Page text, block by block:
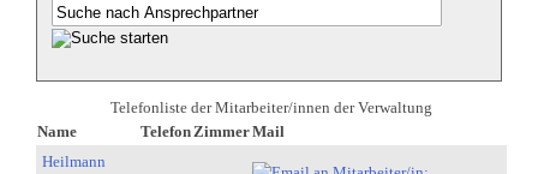
Telefonliste der Mitarbeiter/innen der Verwaltung
Name
Telefon ZimmerMail
Heilmann